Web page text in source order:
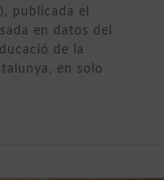
publicada el
en datos del
de la
en solo